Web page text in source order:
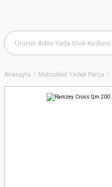
Anasayfa Motosiklet Yedek Parça